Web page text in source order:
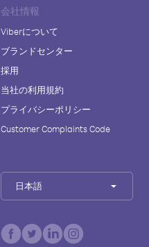
会社情報
Viberについて
ブランドセンター
採用
当社の利用規約
プライバシーポリシー
Customer Complaints Code
日本語